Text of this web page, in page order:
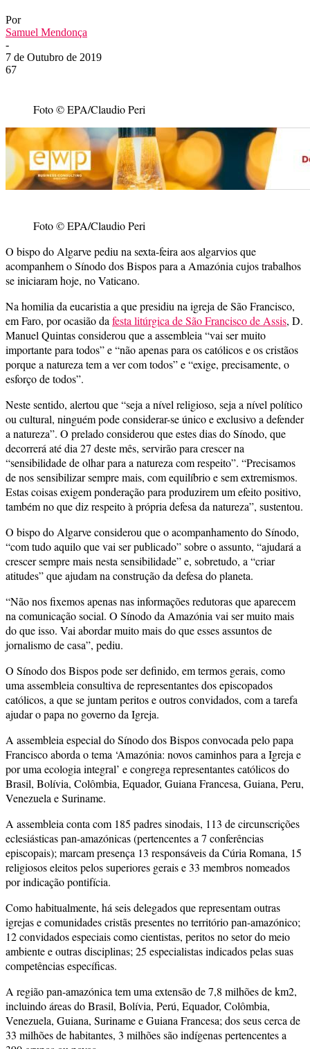
Por
Samuel Mendonça
-
7 de Outubro de 2019
67
Foto © EPA/Claudio Peri
Foto © EPA/Claudio Peri
O bispo do Algarve pediu na sexta-feira aos algarvios que
acompanhem o Sínodo dos Bispos para a Amazónia cujos trabalhos
se iniciaram hoje, no Vaticano.
Na homilia da eucaristia a que presidiu na igreja de São Francisco,
em Faro, por ocasião da festa litúrgica de São Francisco de Assis, D.
Manuel Quintas considerou que a assembleia “vai ser muito
importante para todos” e “não apenas para os católicos e os cristãos
porque a natureza tem a ver com todos” e “exige, precisamente, o
esforço de todos”.
Neste sentido, alertou que “seja a nível religioso, seja a nível político
ou cultural, ninguém pode considerar-se único e exclusivo a defender
a natureza”. O prelado considerou que estes dias do Sínodo, que
decorrerá até dia 27 deste mês, servirão para crescer na
“sensibilidade de olhar para a natureza com respeito”. “Precisamos
de nos sensibilizar sempre mais, com equilíbrio e sem extremismos.
Estas coisas exigem ponderação para produzirem um efeito positivo,
também no que diz respeito à própria defesa da natureza”, sustentou.
O bispo do Algarve considerou que o acompanhamento do Sínodo,
“com tudo aquilo que vai ser publicado” sobre o assunto, “ajudará a
crescer sempre mais nesta sensibilidade” e, sobretudo, a “criar
atitudes” que ajudam na construção da defesa do planeta.
“Não nos fixemos apenas nas informações redutoras que aparecem
na comunicação social. O Sínodo da Amazónia vai ser muito mais
do que isso. Vai abordar muito mais do que esses assuntos de
jornalismo de casa”, pediu.
O Sínodo dos Bispos pode ser definido, em termos gerais, como
uma assembleia consultiva de representantes dos episcopados
católicos, a que se juntam peritos e outros convidados, com a tarefa
ajudar o papa no governo da Igreja.
A assembleia especial do Sínodo dos Bispos convocada pelo papa
Francisco aborda o tema ‘Amazónia: novos caminhos para a Igreja e
por uma ecologia integral’ e congrega representantes católicos do
Brasil, Bolívia, Colômbia, Equador, Guiana Francesa, Guiana, Peru,
Venezuela e Suriname.
A assembleia conta com 185 padres sinodais, 113 de circunscrições
eclesiásticas pan-amazónicas (pertencentes a 7 conferências
episcopais); marcam presença 13 responsáveis da Cúria Romana, 15
religiosos eleitos pelos superiores gerais e 33 membros nomeados
por indicação pontifícia.
Como habitualmente, há seis delegados que representam outras
igrejas e comunidades cristãs presentes no território pan-amazónico;
12 convidados especiais como cientistas, peritos no setor do meio
ambiente e outras disciplinas; 25 especialistas indicados pelas suas
competências específicas.
A região pan-amazónica tem uma extensão de 7,8 milhões de km2,
incluindo áreas do Brasil, Bolívia, Perú, Equador, Colômbia,
Venezuela, Guiana, Suriname e Guiana Francesa; dos seus cerca de
33 milhões de habitantes, 3 milhões são indígenas pertencentes a